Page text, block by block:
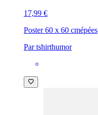
17,99 €
Poster 60 x 60 cmépées
Par tshirthumor